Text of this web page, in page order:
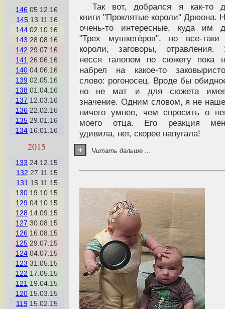
146 05.12.16
14513.11.16
144 02.10.16
143 28.08.16
142 29.07.16
141 26.06.16
140 04.06.16
139 02.05.16
138 01.04.16
137 12.03.16
136 22.02.16
135 29.01.16
134 16.01.16
2015
133 24.12.15
132 27.11.15
131 15.11.15
130 19.10.15
129 04.10.15
128 14.09.15
127 30.08.15
126 16.08.15
125 29.07.15
124 04.07.15
123 31.05.15
122 17.05.15
121 19.04.15
120 15.03.15
119 15.02.15
Так вот, добрался я как-то
книги "Проклятые короли" Дрюона.
очень-то интересные, куда им
"Трех мушкетёров", но все-
короли, заговоры, отравления.
несся галопом по сюжету пока
набрел на какое-то
слово: рогоносец. Вроде бы
но не мат и для сюжета
значение. Одним словом, я не
ничего умнее, чем спросить о
моего отца. Его реакция
удивила, нет, скорее напугала!
+
Читать дальше ...